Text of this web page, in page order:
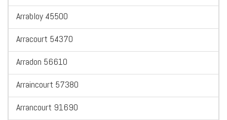
Arrabloy 45500
Arracourt 54370
Arradon 56610
Arraincourt 57380
Arrancourt 91690